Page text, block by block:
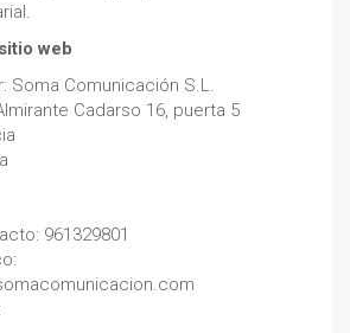
web
Soma Comunicación S.L.
Cadarso 16, puerta 5
961329801